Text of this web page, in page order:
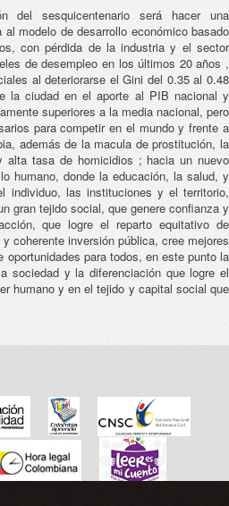
del sesquicentenario será hacer una
modelo de desarrollo económico basado
con pérdida de la industria y el sector
de desempleo en los últimos 20 años ,
al deteriorarse el Gini del 0.35 al 0.48
la ciudad en el aporte al PIB nacional y
superiores a la media nacional, pero
para competir en el mundo y frente a
además de la macula de prostitución, la
alta tasa de homicidios ; hacia un nuevo
humano, donde la educación, la salud, y
individuo, las instituciones y el territorio,
gran tejido social, que genere confianza y
que logre el reparto equitativo de
coherente inversión pública, cree mejores
oportunidades para todos, en este punto la
sociedad y la diferenciación que logre el
humano y en el tejido y capital social que